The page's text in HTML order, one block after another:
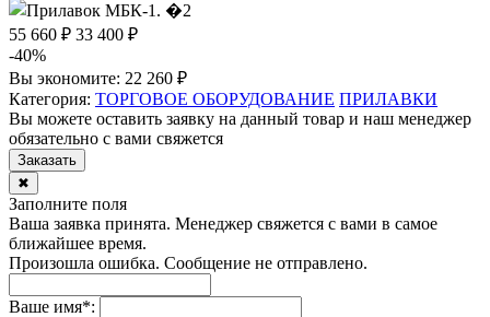
55 660 ₽ 33 400 ₽
-40%
Вы экономите: 22 260 ₽
Категория: ТОРГОВОЕ ОБОРУДОВАНИЕ ПРИЛАВКИ
Вы можете оставить заявку на данный товар и наш менеджер
обязательно с вами свяжется
Заказать
✖
Заполните поля
Ваша заявка принята. Менеджер свяжется с вами в самое
ближайшее время.
Произошла ошибка. Сообщение не отправлено.
Ваше имя*: